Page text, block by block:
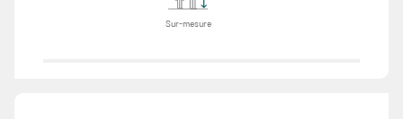
Sur-mesure